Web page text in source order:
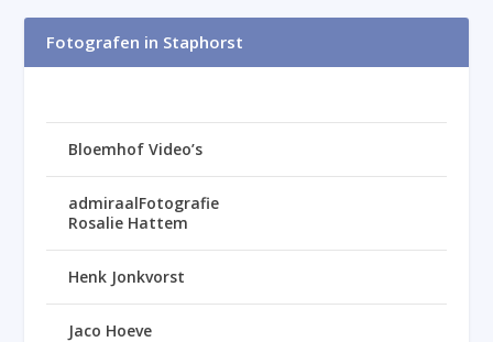
Fotografen in Staphorst
Bloemhof Video’s
admiraalFotografie
Rosalie Hattem
Henk Jonkvorst
Jaco Hoeve